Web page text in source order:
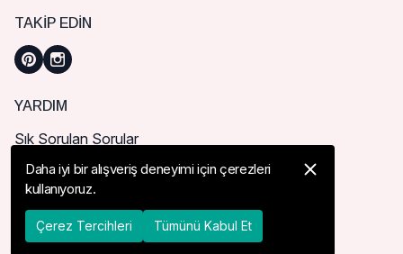
TAKIP EDIN
YARDIM
Sık Sorulan Sorular
Nasıl Sipariş Verebilirim?
Kargo ve Teslimat
İade, İptal ve Değişim
Daha iyi bir alışveriş deneyimi için çerezleri
kullanıyoruz.
Çerez Tercihleri Tümünü Kabul Et